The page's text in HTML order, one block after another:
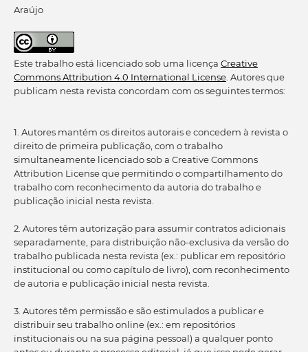
Araújo
Este trabalho está licenciado sob uma licença Creative
Commons Attribution 4.0 International License. Autores que
publicam nesta revista concordam com os seguintes termos:
1. Autores mantém os direitos autorais e concedem à revista o
direito de primeira publicação, com o trabalho
simultaneamente licenciado sob a Creative Commons
Attribution License que permitindo o compartilhamento do
trabalho com reconhecimento da autoria do trabalho e
publicação inicial nesta revista.
2. Autores têm autorização para assumir contratos adicionais
separadamente, para distribuição não-exclusiva da versão do
trabalho publicada nesta revista (ex.: publicar em repositório
institucional ou como capítulo de livro), com reconhecimento
de autoria e publicação inicial nesta revista.
3. Autores têm permissão e são estimulados a publicar e
distribuir seu trabalho online (ex.: em repositórios
institucionais ou na sua página pessoal) a qualquer ponto